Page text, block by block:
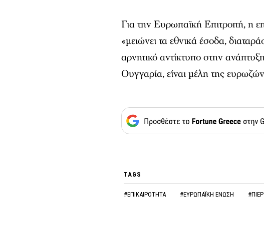
Για την Ευρωπαϊκή Επιτροπή, η
«μειώνει τα εθνικά έσοδα,
αρνητικό αντίκτυπο στην
Ουγγαρία, είναι μέλη της
TAGS
#ΕΠΙΚΑΙΡΟΤΗΤΑ #ΕΥΡΩΠΑΪΚΗ ΕΝΩΣΗ